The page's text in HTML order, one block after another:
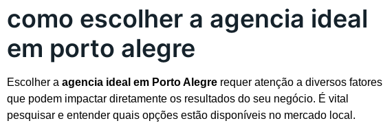
como escolher a agencia ideal
em porto alegre
Escolher a agencia ideal em Porto Alegre requer atenção a diversos fatores
que podem impactar diretamente os resultados do seu negócio. É vital
pesquisar e entender quais opções estão disponíveis no mercado local.